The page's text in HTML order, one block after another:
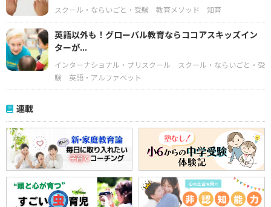
スクール・ならいごと・受験 教育メソッド 知育
英語以外も！グローバル教育ならココアスキッズイン
ターが...
インターナショナル・プリスクール
スクール・ならいごと・受
験
英語・アルファベット
連載